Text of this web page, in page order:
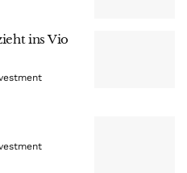
ins Vio